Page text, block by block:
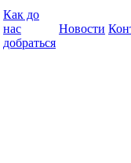
Как до
нас
добраться
Новости